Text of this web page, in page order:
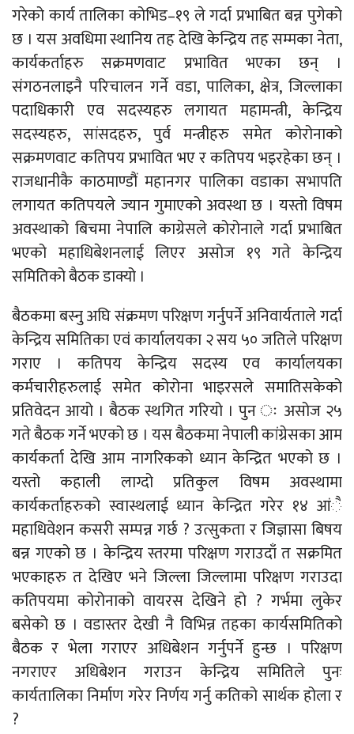
गरेको कार्य तालिका कोभिड–१९ ले गर्दा प्रभाबित बन्न पुगेको
छ । यस अवधिमा स्थानिय तह देखि केन्द्रिय तह सम्मका नेता,
कार्यकर्ताहरु सक्रमणवाट प्रभावित भएका छन् ।
संगठनलाइनै परिचालन गर्ने वडा, पालिका, क्षेत्र, जिल्लाका
पदाधिकारी एव सदस्यहरु लगायत महामन्त्री, केन्द्रिय
सदस्यहरु, सांसदहरु, पुर्व मन्त्रीहरु समेत कोरोनाको
सक्रमणवाट कतिपय प्रभावित भए र कतिपय भइरहेका छन् ।
राजधानीकै काठमाण्डौं महानगर पालिका वडाका सभापति
लगायत कतिपयले ज्यान गुमाएको अवस्था छ । यस्तो विषम
अवस्थाको बिचमा नेपालि काग्रेसले कोरोनाले गर्दा प्रभाबित
भएको महाधिबेशनलाई लिएर असोज १९ गते केन्द्रिय
समितिको बैठक डाक्यो ।
बैठकमा बस्नु अघि संक्रमण परिक्षण गर्नुपर्ने अनिवार्यताले गर्दा
केन्द्रिय समितिका एवं कार्यालयका २ सय ५० जतिले परिक्षण
गराए । कतिपय केन्द्रिय सदस्य एव कार्यालयका
कर्मचारीहरुलाई समेत कोरोना भाइरसले समातिसकेको
प्रतिवेदन आयो । बैठक स्थगित गरियो । पुन ः असोज २५
गते बैठक गर्ने भएको छ । यस बैठकमा नेपाली कांग्रेसका आम
कार्यकर्ता देखि आम नागरिकको ध्यान केन्द्रित भएको छ ।
यस्तो कहाली लाग्दो प्रतिकुल विषम अवस्थामा
कार्यकर्ताहरुको स्वास्थलाई ध्यान केन्द्रित गरेर १४ आंै
महाधिवेशन कसरी सम्पन्न गर्छ ? उत्सुकता र जिज्ञासा बिषय
बन्न गएको छ । केन्द्रिय स्तरमा परिक्षण गराउदाँ त सक्रमित
भएकाहरु त देखिए भने जिल्ला जिल्लामा परिक्षण गराउदा
कतिपयमा कोरोनाको वायरस देखिने हो ? गर्भमा लुकेर
बसेको छ । वडास्तर देखी नै विभिन्न तहका कार्यसमितिको
बैठक र भेला गराएर अधिबेशन गर्नुपर्ने हुन्छ । परिक्षण
नगराएर अधिबेशन गराउन केन्द्रिय समितिले पुनः
कार्यतालिका निर्माण गरेर निर्णय गर्नु कतिको सार्थक होला र
?